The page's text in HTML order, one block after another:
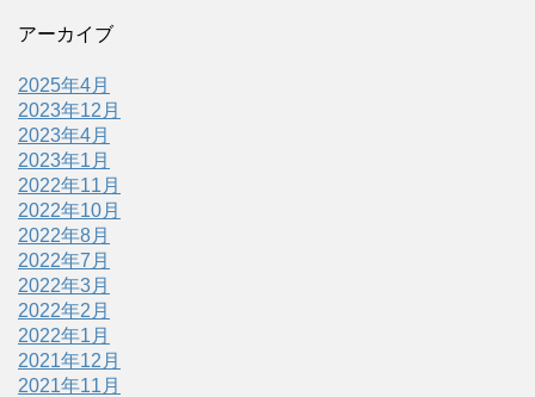
アーカイブ
2025年4月
2023年12月
2023年4月
2023年1月
2022年11月
2022年10月
2022年8月
2022年7月
2022年3月
2022年2月
2022年1月
2021年12月
2021年11月